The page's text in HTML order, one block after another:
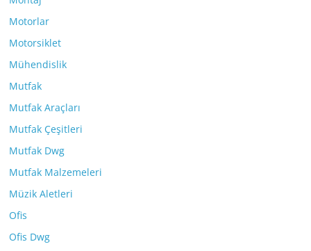
Motorlar
Motorsiklet
Mühendislik
Mutfak
Mutfak Araçları
Mutfak Çeşitleri
Mutfak Dwg
Mutfak Malzemeleri
Müzik Aletleri
Ofis
Ofis Dwg